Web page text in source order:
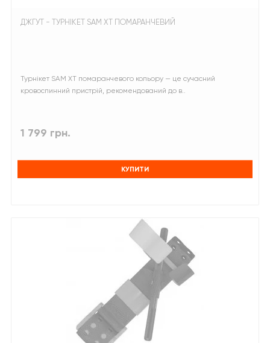
ДЖГУТ - ТУРНІКЕТ SAM XT ПОМАРАНЧЕВИЙ
Турнікет SAM XT помаранчевого кольору — це сучасний
кровоспинний пристрій, рекомендований до в..
1 799 грн.
КУПИТИ